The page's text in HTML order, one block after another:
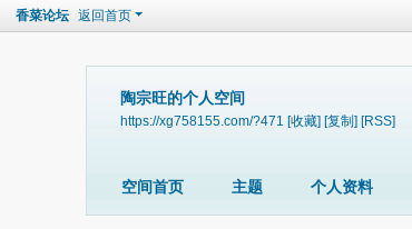
香菜论坛 返回首页
陶宗旺的个人空间
https://xg758155.com/?471 [收藏] [复制] [RSS]
空间首页 主题 个人资料